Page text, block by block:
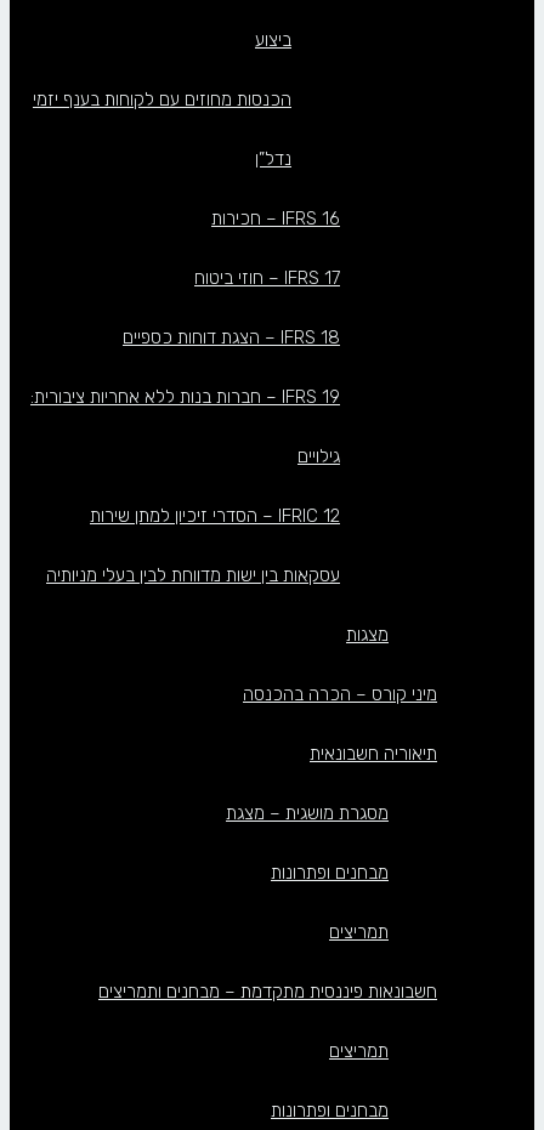
ביצוע
הכנסות מחוזים עם לקוחות בענף יזמי
נדל”ן
IFRS 16 – חכירות
IFRS 17 – חוזי ביטוח
IFRS 18 – הצגת דוחות כספיים
IFRS 19 – חברות בנות ללא אחריות ציבורית:
גילויים
IFRIC 12 – הסדרי זיכיון למתן שירות
עסקאות בין ישות מדווחת לבין בעלי מניותיה
מצגות
מיני קורס – הכרה בהכנסה
תיאוריה חשבונאית
מסגרת מושגית – מצגת
מבחנים ופתרונות
תמריצים
חשבונאות פיננסית מתקדמת – מבחנים ותמריצים
תמריצים
מבחנים ופתרונות